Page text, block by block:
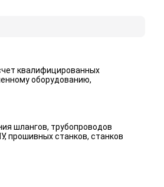
квалифицированных
оборудованию,
шлангов, трубопроводов
прошивных станков, станков